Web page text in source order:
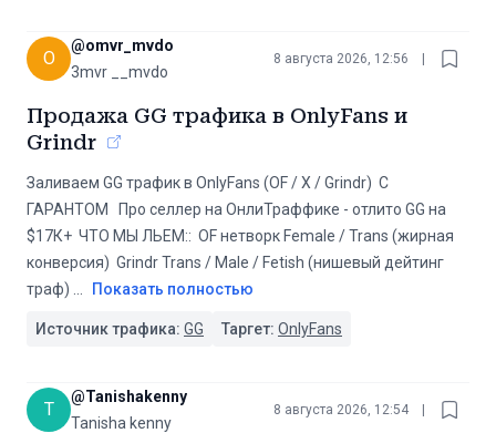
O
@omvr_mvdo
3mvr __mvdo
8 августа 2026, 12:56
Продажа GG трафика в OnlyFans и
Grindr
Заливаем GG трафик в OnlyFans (OF / X / Grindr) ️️ С
ГАРАНТОМ ️️ ️️️️️️ Про селлер на ОнлиТраффике - отлито GG на
$17К+ ️ ЧТО МЫ ЛЬЕМ:️: ️ OF нетворк Female / Trans (жирная
конверсия) ️ Grindr Trans / Male / Fetish (нишевый дейтинг
траф)
Показать полностью
Источник трафика: GG Таргет: OnlyFans
T
@Tanishakenny
Tanisha kenny
8 августа 2026, 12:54